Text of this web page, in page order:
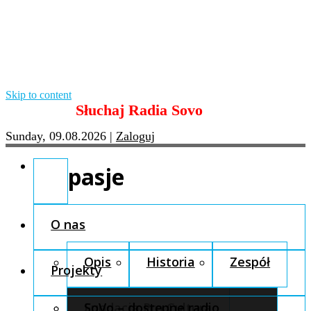
Skip to content
Słuchaj Radia Sovo
Sunday, 09.08.2026 | Zaloguj
O nas
Opis Historia Zespół
Fundacja Pro Cultura
Projekty
SoVo – dostępne radio
pasje